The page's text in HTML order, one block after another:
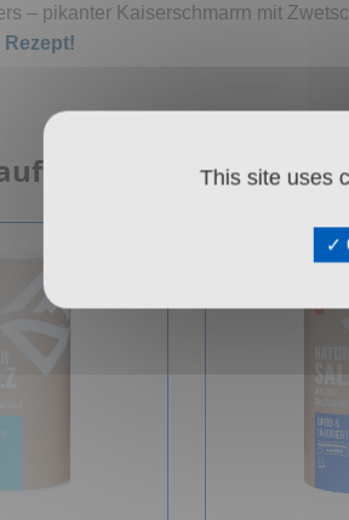
– pikanter Kaiserschmarrn mit
Rezept!
auch: This site uses